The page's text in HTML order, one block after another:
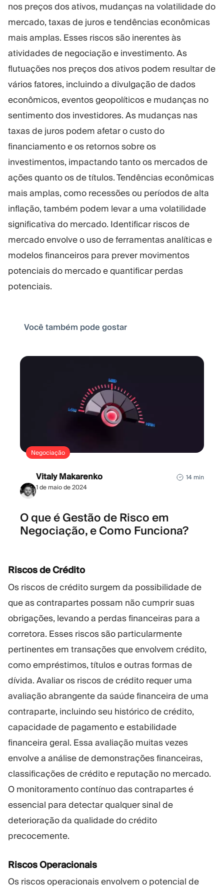
nos preços dos ativos, mudanças na volatilidade do
mercado, taxas de juros e tendências econômicas
mais amplas. Esses riscos são inerentes às
atividades de negociação e investimento. As
flutuações nos preços dos ativos podem resultar de
vários fatores, incluindo a divulgação de dados
econômicos, eventos geopolíticos e mudanças no
sentimento dos investidores. As mudanças nas
taxas de juros podem afetar o custo do
financiamento e os retornos sobre os
investimentos, impactando tanto os mercados de
ações quanto os de títulos. Tendências econômicas
mais amplas, como recessões ou períodos de alta
inflação, também podem levar a uma volatilidade
significativa do mercado. Identificar riscos de
mercado envolve o uso de ferramentas analíticas e
modelos financeiros para prever movimentos
potenciais do mercado e quantificar perdas
potenciais.
Você também pode gostar
Negociação
Vitaly Makarenko
1 de maio de 2024
14 min
O que é Gestão de Risco em
Negociação, e Como Funciona?
Riscos de Crédito
Os riscos de crédito surgem da possibilidade de
que as contrapartes possam não cumprir suas
obrigações, levando a perdas financeiras para a
corretora. Esses riscos são particularmente
pertinentes em transações que envolvem crédito,
como empréstimos, títulos e outras formas de
dívida. Avaliar os riscos de crédito requer uma
avaliação abrangente da saúde financeira de uma
contraparte, incluindo seu histórico de crédito,
capacidade de pagamento e estabilidade
financeira geral. Essa avaliação muitas vezes
envolve a análise de demonstrações financeiras,
classificações de crédito e reputação no mercado.
O monitoramento contínuo das contrapartes é
essencial para detectar qualquer sinal de
deterioração da qualidade do crédito
precocemente.
Riscos Operacionais
Os riscos operacionais envolvem o potencial de